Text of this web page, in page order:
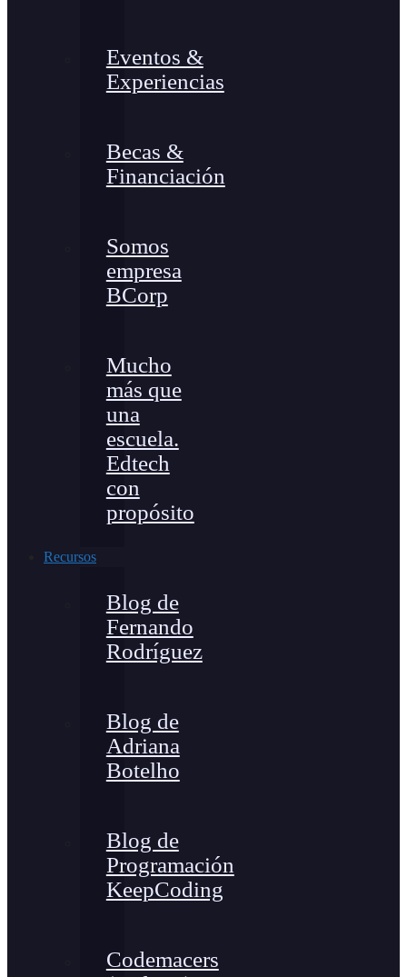
Eventos &
Experiencias
Becas &
Financiación
Somos
empresa
BCorp
Mucho
más que
una
escuela.
Edtech
con
propósito
Recursos
Blog de
Fernando
Rodríguez
Blog de
Adriana
Botelho
Blog de
Programación
KeepCoding
Codemacers